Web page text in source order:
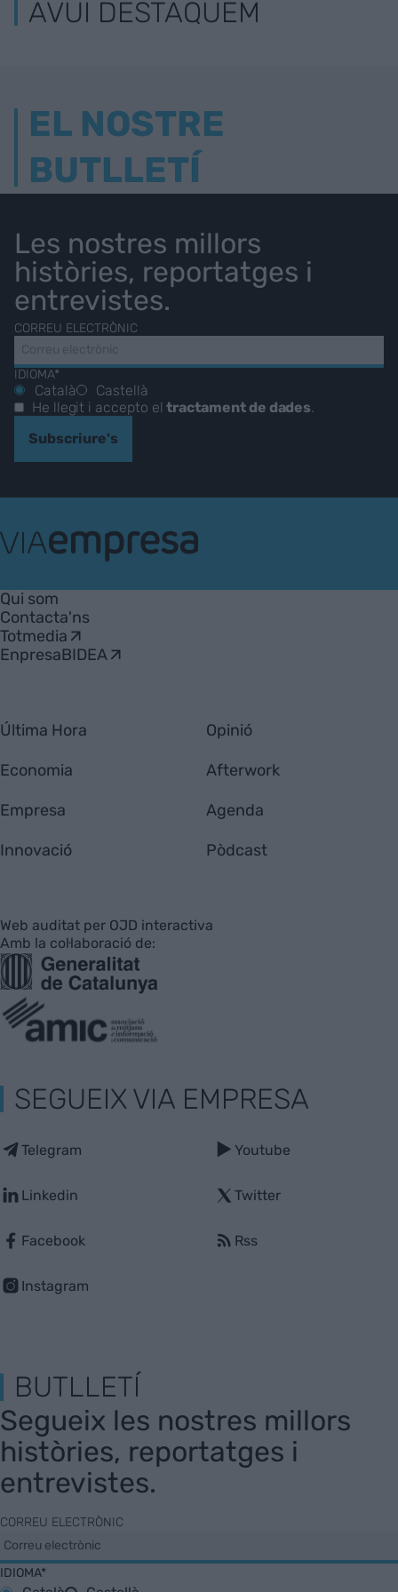
AVUI DESTAQUEM
EL NOSTRE
BUTLLETÍ
Les nostres millors
històries, reportatges i
entrevistes.
CORREU ELECTRÒNIC
IDIOMA*
Català
Castellà
He llegit i accepto eltractament de dades
Subscriure's
Empresa
Qui som
Contacta'ns
Totmedia
EnpresaBIDEA
Última Hora
Economia
Empresa
Innovació
Opinió
Afterwork
Agenda
Pòdcast
Web auditat per OJD interactiva
Amb la col·laboració de:
SEGUEIX VIA EMPRESA
Telegram
Linkedin
Facebook
Instagram
Youtube
Twitter
Rss
BUTLLETÍ
Segueix les nostres millors
històries, reportatges i
entrevistes.
CORREU ELECTRÒNIC
IDIOMA*